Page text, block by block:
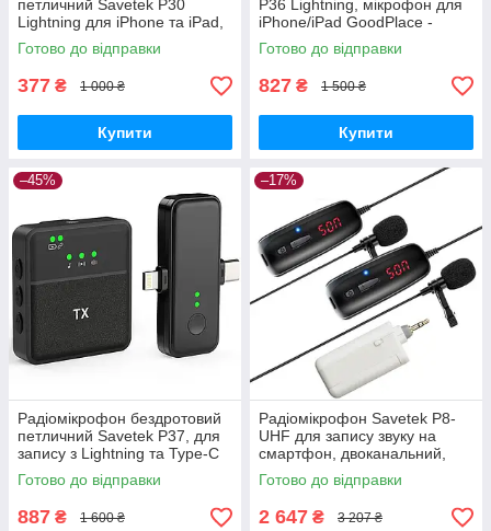
петличний Savetek P30
Lightning для iPhone та iPad,
2.4 ГГц, 15 м GoodPlace -
worry-free-shopping-
Готово до відправки
377 ₴ 1 000 ₴
Купити
P36 Lightning, мікрофон для
iPhone/iPad GoodPlace -
worry-free-shopping-
Готово до відправки
827 ₴ 1 500 ₴
Купити
–45%
Радіомікрофон бездротовий
петличний Savetek P37, для
запису з Lightning та Type-C
(iPhone/Android) GoodPlace -
worry-free-shopping-
Готово до відправки
887 ₴ 1 600 ₴
–17%
Радіомікрофон Savetek P8-
UHF для запису звуку на
смартфон, двоканальний,
дальність 50м GoodPlace -
worry-free-shopping-
Готово до відправки
2 647 ₴ 3 207 ₴